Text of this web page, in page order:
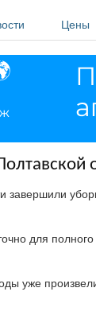
Цены
завершили
для
уже